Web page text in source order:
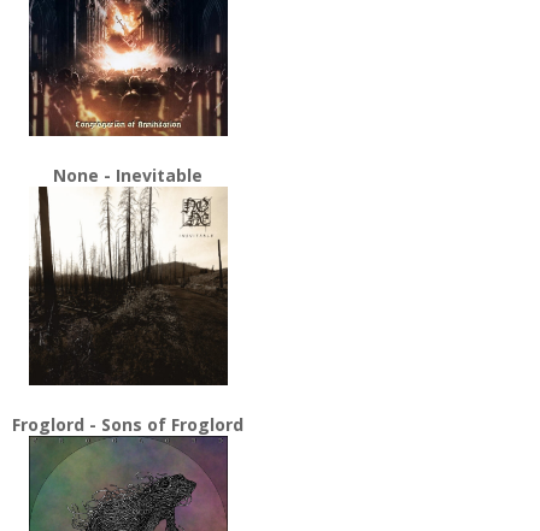
None - Inevitable
Froglord - Sons of Froglord